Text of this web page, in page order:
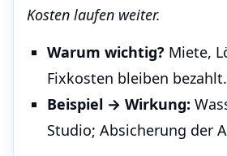
Kosten laufen weiter.
Warum wichtig? Miete,
Fixkosten bleiben bezahlt.
Beispiel → Wirkung:
Studio; Absicherung der